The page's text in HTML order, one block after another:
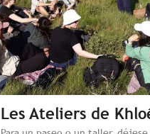
Les Ateliers de